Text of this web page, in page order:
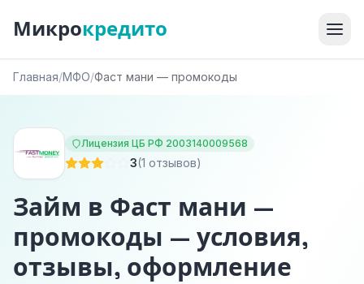
Микрокредито
Главная/МФО/Фаст мани — промокоды
Лицензия ЦБ РФ 2003140009568
3(1 отзывов)
Займ в Фаст мани —
промокоды — условия,
отзывы, оформление